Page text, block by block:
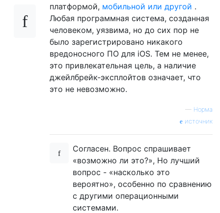
платформой, мобильной или другой .
Любая программная система, созданная
человеком, уязвима, но до сих пор не
было зарегистрировано никакого
вредоносного ПО для iOS. Тем не менее,
это привлекательная цель, а наличие
джейлбрейк-эксплойтов означает, что
это не невозможно.
— Норма
источник
Согласен. Вопрос спрашивает
«возможно ли это?», Но лучший
вопрос - «насколько это
вероятно», особенно по сравнению
с другими операционными
системами.